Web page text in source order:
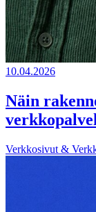
10.04.2026
Näin
Verkkosivut &